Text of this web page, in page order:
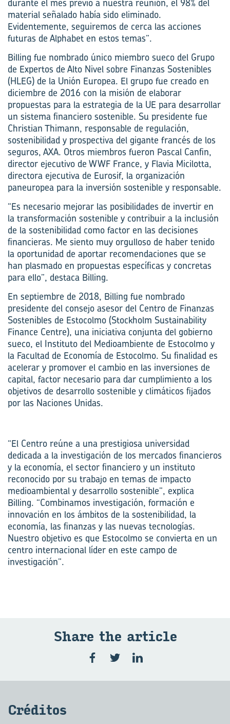
durante el mes previo a nuestra reunión, el 98% del
material señalado había sido eliminado.
Evidentemente, seguiremos de cerca las acciones
futuras de Alphabet en estos temas”.
Billing fue nombrado único miembro sueco del Grupo
de Expertos de Alto Nivel sobre Finanzas Sostenibles
(HLEG) de la Unión Europea. El grupo fue creado en
diciembre de 2016 con la misión de elaborar
propuestas para la estrategia de la UE para desarrollar
un sistema financiero sostenible. Su presidente fue
Christian Thimann, responsable de regulación,
sostenibilidad y prospectiva del gigante francés de los
seguros, AXA. Otros miembros fueron Pascal Canfin,
director ejecutivo de WWF France, y Flavia Micilotta,
directora ejecutiva de Eurosif, la organización
paneuropea para la inversión sostenible y responsable.
“Es necesario mejorar las posibilidades de invertir en
la transformación sostenible y contribuir a la inclusión
de la sostenibilidad como factor en las decisiones
financieras. Me siento muy orgulloso de haber tenido
la oportunidad de aportar recomendaciones que se
han plasmado en propuestas específicas y concretas
para ello”, destaca Billing.
En septiembre de 2018, Billing fue nombrado
presidente del consejo asesor del Centro de Finanzas
Sostenibles de Estocolmo (Stockholm Sustainability
Finance Centre), una iniciativa conjunta del gobierno
sueco, el Instituto del Medioambiente de Estocolmo y
la Facultad de Economía de Estocolmo. Su finalidad es
acelerar y promover el cambio en las inversiones de
capital, factor necesario para dar cumplimiento a los
objetivos de desarrollo sostenible y climáticos fijados
por las Naciones Unidas.
“El Centro reúne a una prestigiosa universidad
dedicada a la investigación de los mercados financieros
y la economía, el sector financiero y un instituto
reconocido por su trabajo en temas de impacto
medioambiental y desarrollo sostenible”, explica
Billing. “Combinamos investigación, formación e
innovación en los ámbitos de la sostenibilidad, la
economía, las finanzas y las nuevas tecnologías.
Nuestro objetivo es que Estocolmo se convierta en un
centro internacional líder en este campo de
investigación”.
Share the ar­ti­cle
Cré­di­tos